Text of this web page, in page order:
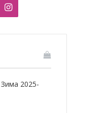
Instagram
2025-